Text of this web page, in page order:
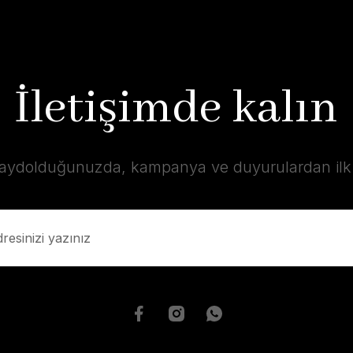
İletişimde kalın
kampanya ve duyurulardan